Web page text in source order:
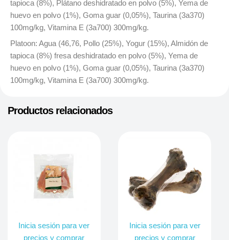
tapioca (8%), Plátano deshidratado en polvo (5%), Yema de
huevo en polvo (1%), Goma guar (0,05%), Taurina (3a370)
100mg/kg, Vitamina E (3a700) 300mg/kg.
Platoon: Agua (46,76, Pollo (25%), Yogur (15%), Almidón de
tapioca (8%) fresa deshidratado en polvo (5%), Yema de
huevo en polvo (1%), Goma guar (0,05%), Taurina (3a370)
100mg/kg, Vitamina E (3a700) 300mg/kg.
Productos relacionados
Inicia sesión para ver
precios y comprar
Inicia sesión para ver
precios y comprar